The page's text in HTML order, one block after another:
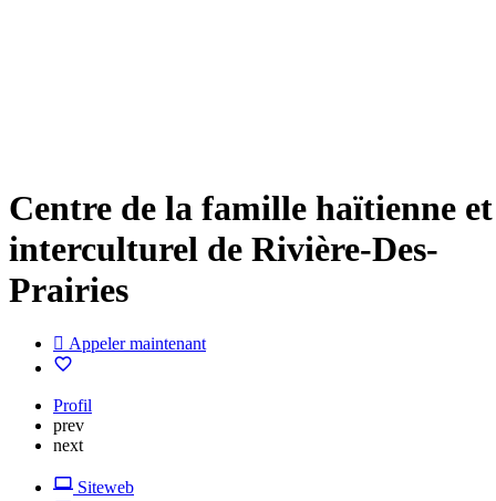
Centre de la famille haïtienne et
interculturel de Rivière-Des-
Prairies
Appeler maintenant
Profil
prev
next
Siteweb